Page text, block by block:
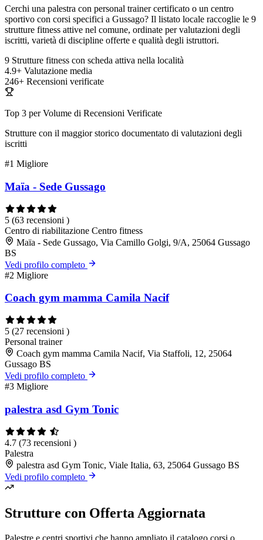
Cerchi una palestra con personal trainer certificato o un centro
sportivo con corsi specifici a Gussago? Il listato locale raccoglie le 9
strutture fitness attive nel comune, ordinate per valutazioni degli
iscritti, varietà di discipline offerte e qualità degli istruttori.
9 Strutture fitness con scheda attiva nella località
4.9+ Valutazione media
246+ Recensioni verificate
Top 3 per Volume di Recensioni Verificate
Strutture con il maggior storico documentato di valutazioni degli
iscritti
#1 Migliore
Maïa - Sede Gussago
5 (63 recensioni )
Centro di riabilitazione Centro fitness
Maïa - Sede Gussago, Via Camillo Golgi, 9/A, 25064 Gussago
BS
Vedi profilo completo
#2 Migliore
Coach gym mamma Camila Nacif
5 (27 recensioni )
Personal trainer
Coach gym mamma Camila Nacif, Via Staffoli, 12, 25064
Gussago BS
Vedi profilo completo
#3 Migliore
palestra asd Gym Tonic
4.7 (73 recensioni )
Palestra
palestra asd Gym Tonic, Viale Italia, 63, 25064 Gussago BS
Vedi profilo completo
Strutture con Offerta Aggiornata